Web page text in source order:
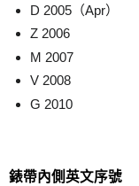
D 2005（Apr）
Z 2006
M 2007
V 2008
G 2010
錶帶內側英文序號